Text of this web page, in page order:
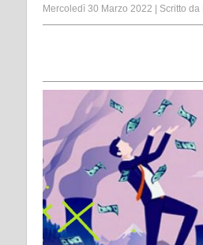
Mercoledì 30 Marzo 2022 Scritto da